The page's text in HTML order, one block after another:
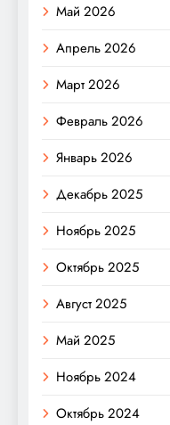
Май 2026
Апрель 2026
Март 2026
Февраль 2026
Январь 2026
Декабрь 2025
Ноябрь 2025
Октябрь 2025
Август 2025
Май 2025
Ноябрь 2024
Октябрь 2024